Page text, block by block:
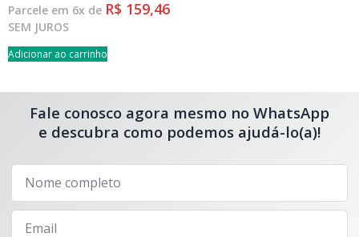
Parcele em 6x de R$ 159,46
SEM JUROS
Adicionar ao carrinho
Fale conosco agora mesmo no WhatsApp
e descubra como podemos ajudá-lo(a)!